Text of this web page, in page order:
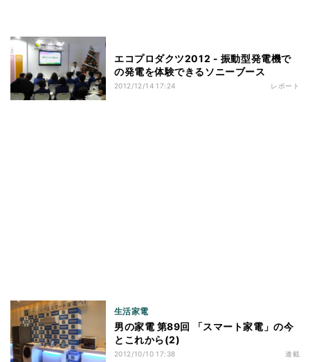
エコプロダクツ2012 - 振動型発電機で
の発電を体験できるソニーブース
2012/12/14 17:24 レポート
生活家電
男の家電 第89回 「スマート家電」の今
とこれから(2)
2012/10/10 17:38 連載